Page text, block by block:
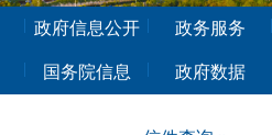
政府信息公开 政务服务
国务院信息 政府数据